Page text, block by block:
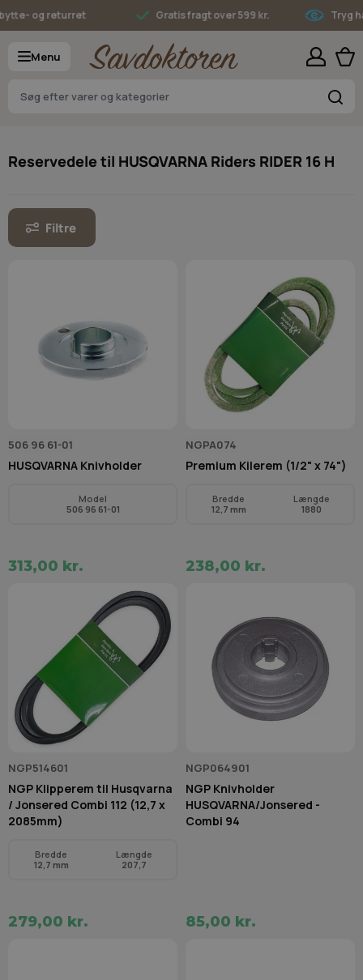
Skip to Content
og returret Gratis fragt over 599 kr. Tryg
Menu
Reservedele til HUSQVARNA Riders RIDER 16 H
Filtre
506 96 61-01
HUSQVARNA Knivholder
Model
506 96 61-01
313,00 kr.
NGPA074
Premium Kilerem (1/2" x 74")
Bredde
12,7 mm
Længde
1880
238,00 kr.
NGP514601
NGP Klipperem til Husqvarna
/ Jonsered Combi 112 (12,7 x
2085mm)
Bredde
12,7 mm
Længde
207,7
279,00 kr.
NGP064901
NGP Knivholder
HUSQVARNA/Jonsered -
Combi 94
85,00 kr.